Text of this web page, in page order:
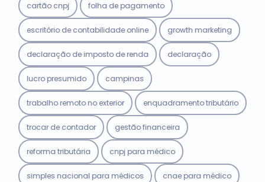
cartão cnpj folha de pagamento
escritório de contabilidade online growth marketing
declaração de imposto de renda declaração
lucro presumido campinas
trabalho remoto no exterior enquadramento tributário
trocar de contador gestão financeira
reforma tributária cnpj para médico
simples nacional para médicos cnae para médico